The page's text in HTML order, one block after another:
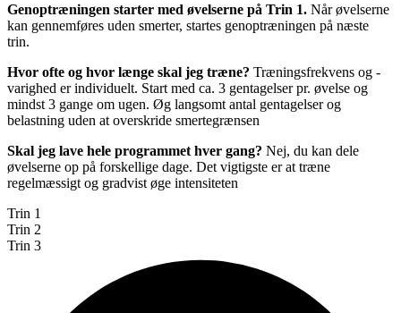
Genoptræningen starter med øvelserne på Trin 1. Når øvelserne
kan gennemføres uden smerter, startes genoptræningen på næste
trin.
Hvor ofte og hvor længe skal jeg træne? Træningsfrekvens og -
varighed er individuelt. Start med ca. 3 gentagelser pr. øvelse og
mindst 3 gange om ugen. Øg langsomt antal gentagelser og
belastning uden at overskride smertegrænsen
Skal jeg lave hele programmet hver gang? Nej, du kan dele
øvelserne op på forskellige dage. Det vigtigste er at træne
regelmæssigt og gradvist øge intensiteten
Trin 1
Trin 2
Trin 3